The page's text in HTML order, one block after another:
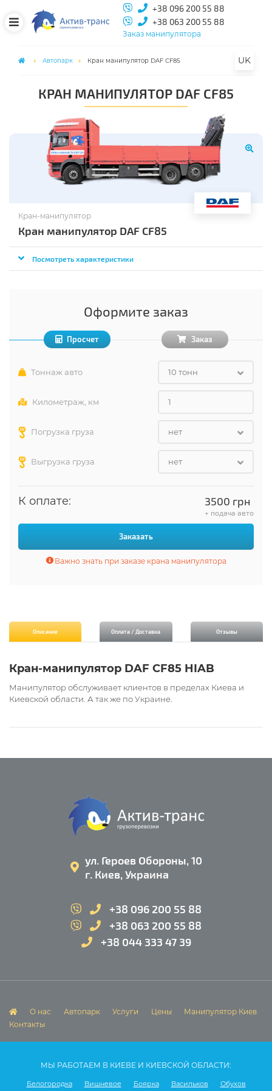
+38 096 200 55 88
+38 063 200 55 88
Заказ манипулятора
Автопарк Кран манипулятор DAF СF85 UK
КРАН МАНИПУЛЯТОР DAF СF85
Кран-манипулятор
Кран манипулятор DAF СF85
Посмотреть характеристики
Оформите заказ
Просчет Заказ
Тоннаж авто 10 тонн
Километраж, км
Погрузка груза нет
Выгрузка груза нет
К оплате: 3500 грн
+ подача авто
Заказать
Важно знать при заказе крана манипулятора
Описание Оплата / Доставка Отзывы
Кран-манипулятор DAF СF85 HIAB
Манипулятор обслуживает клиентов в пределах Киева и
Киевской области. А так же по Украине.
ул. Героев Обороны, 10
г. Киев, Украина
+38 096 200 55 88
+38 063 200 55 88
+38 044 333 47 39
О нас Автопарк Услуги Цены
Манипулятор Киев
Контакты
МЫ РАБОТАЕМ В КИЕВЕ И КИЕВСКОЙ ОБЛАСТИ:
Белогородка Вишневое Боярка Васильков Обухов